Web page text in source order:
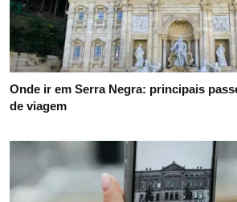
Onde ir em Serra Negra: principais
de viagem